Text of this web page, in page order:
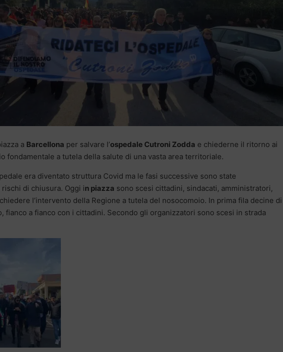
a Barcellona per salvare l’ospedale Cutroni Zodda e chiederne il ritorno ai
fondamentale a tutela della salute di una vasta area territoriale.
era diventato struttura Covid ma le fasi successive sono state
di chiusura. Oggi in piazza sono scesi cittadini, sindacati, amministratori,
l’intervento della Regione a tutela del nosocomoio. In prima fila decine di
fianco a fianco con i cittadini. Secondo gli organizzatori sono scesi in strada